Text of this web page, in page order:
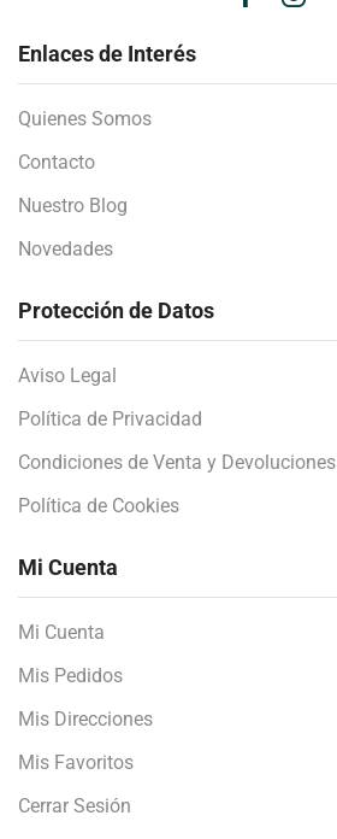
Enlaces de Interés
Quienes Somos
Contacto
Nuestro Blog
Novedades
Protección de Datos
Aviso Legal
Política de Privacidad
Condiciones de Venta y Devoluciones
Política de Cookies
Mi Cuenta
Mi Cuenta
Mis Pedidos
Mis Direcciones
Mis Favoritos
Cerrar Sesión